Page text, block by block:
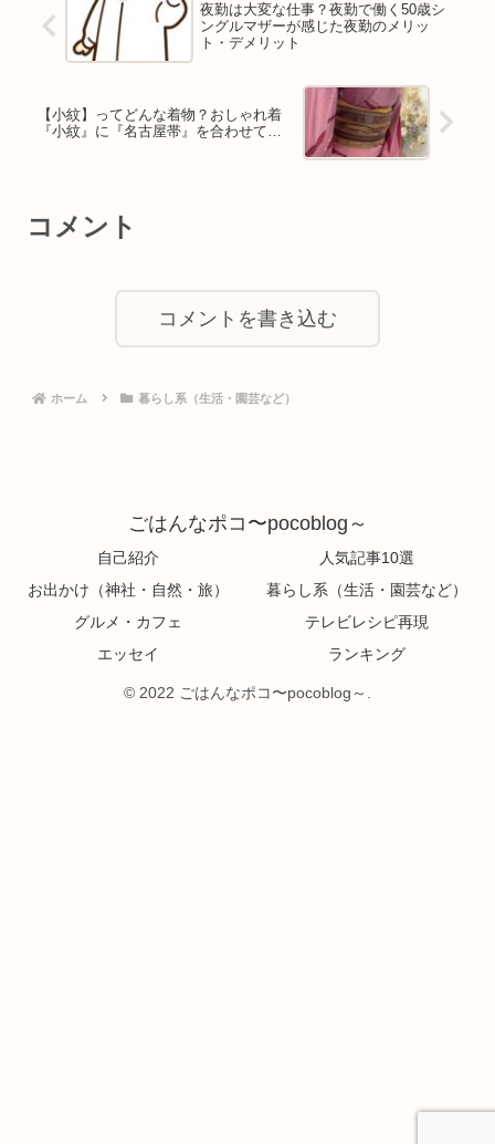
夜勤は大変な仕事？夜勤で働く50歳シ
ングルマザーが感じた夜勤のメリッ
ト・デメリット
【小紋】ってどんな着物？おしゃれ着
『小紋』に『名古屋帯』を合わせて…
コメント
コメントを書き込む
ホーム 暮らし系（生活・園芸など）
ごはんなポコ〜pocoblog～
自己紹介
人気記事10選
お出かけ（神社・自然・旅）
暮らし系（生活・園芸など）
グルメ・カフェ
テレビレシピ再現
エッセイ
ランキング
© 2022 ごはんなポコ〜pocoblog～.